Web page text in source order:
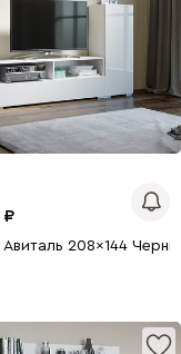
Авиталь 208x144